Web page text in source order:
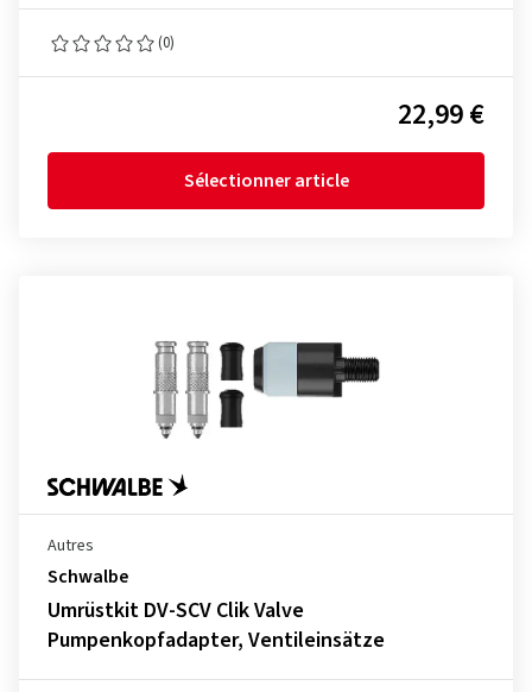
(0)
22,99 €
Sélectionner article
Autres
Schwalbe
Umrüstkit DV-SCV Clik Valve
Pumpenkopfadapter, Ventileinsätze